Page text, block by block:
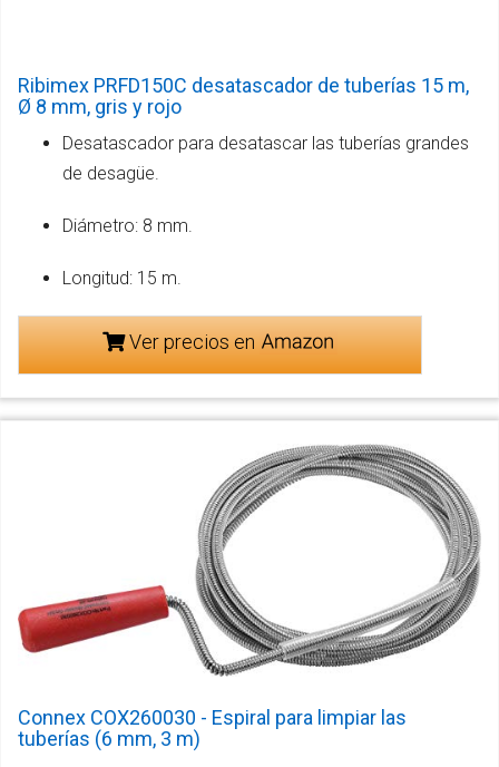
Ribimex PRFD150C desatascador de tuberías 15 m,
Ø 8 mm, gris y rojo
Desatascador para desatascar las tuberías grandes
de desagüe.
Diámetro: 8 mm.
Longitud: 15 m.
Ver precios en
Connex COX260030 - Espiral para limpiar las
tuberías (6 mm, 3 m)